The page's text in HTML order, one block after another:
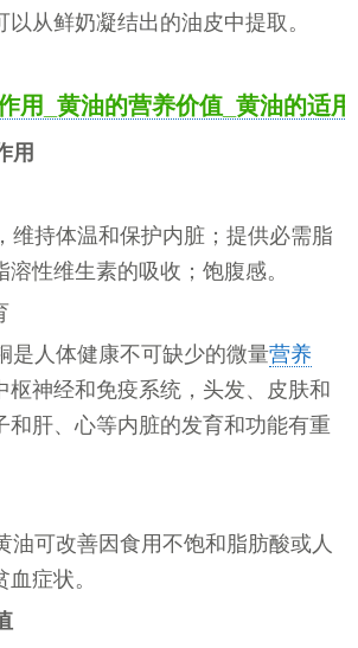
以从鲜奶凝结出的油皮中提取。
用_黄油的营养价值_黄油的适
用
维持体温和保护内脏；提供必需脂
溶性维生素的吸收；饱腹感。
是人体健康不可缺少的微量营养
枢神经和免疫系统，头发、皮肤和
和肝、心等内脏的发育和功能有重
油可改善因食用不饱和脂肪酸或人
症状。